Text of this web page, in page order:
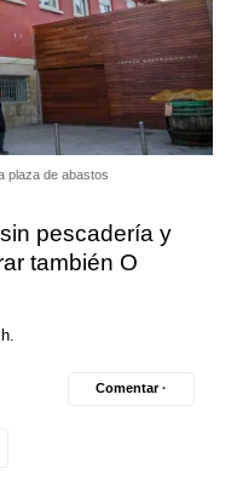
plaza de abastos
pescadería y
también O
Comentar ·